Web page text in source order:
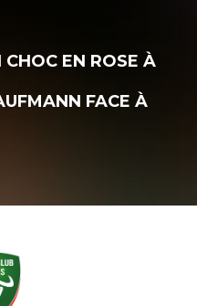
CHOC EN ROSE À
FACE À